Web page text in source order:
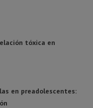
tóxica en
en preadolescentes: